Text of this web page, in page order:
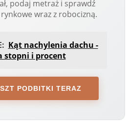
podaj metraż i sprawdź
wraz z robocizną.
Kąt nachylenia dachu -
stopni i procent
PODBITKI TERAZ